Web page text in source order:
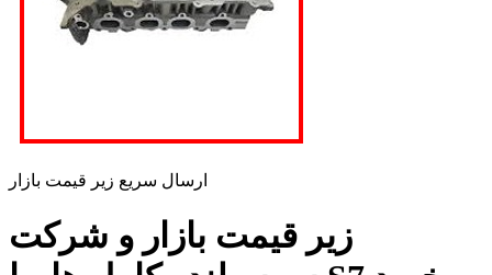
ارسال سریع زیر قیمت بازار
زیر قیمت بازار و شرکت